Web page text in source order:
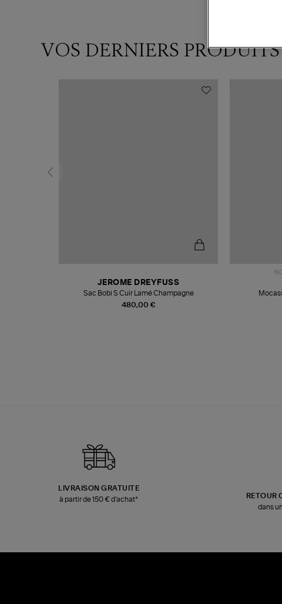
VOS DERNIERS
480,00 €
JEROME DREYFUSS
Sac Bobi S Cuir Lamé Champagne
LIVRAISON GRATUITE
à partir de 150 € d'achat*
RETOUR
dans